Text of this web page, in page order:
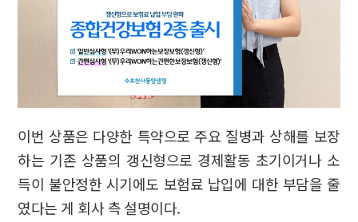
이번 상품은 다양한 특약으로 주요 질병과 상해를 보장
하는 기존 상품의 갱신형으로 경제활동 초기이거나 소
득이 불안정한 시기에도 보험료 납입에 대한 부담을 줄
였다는 게 회사 측 설명이다.